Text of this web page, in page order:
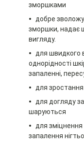
зморшками
добре
зморшки, надає
вигляду.
для швидкого
однорідності
запаленні,
для зростання
для догляду
шаруються
для зміцнення
запалення